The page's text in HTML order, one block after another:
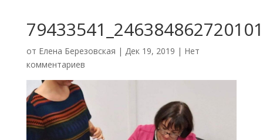
от Елена Березовская | Дек 19, 2019 | Нет
комментариев